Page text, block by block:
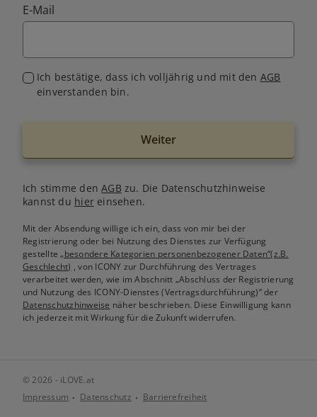
E-Mail
Ich bestätige, dass ich volljährig und mit den AGB
einverstanden bin.
Weiter
Ich stimme denAGB zu. Die Datenschutzhinweise
kannst du hiereinsehen.
Mit der Absendung willige ich ein, dass von mir bei der
Registrierung oder bei Nutzung des Dienstes zur Verfügung
gestellte„besondere Kategorien personenbezogener Daten“(z.B.
Geschlecht) , von ICONY zur Durchführung des Vertrages
verarbeitet werden, wie im Abschnitt „Abschluss der Registrierung
und Nutzung des ICONY-Dienstes (Vertragsdurchführung)“ der
Datenschutzhinweise näher beschrieben. Diese Einwilligung kann
ich jederzeit mit Wirkung für die Zukunft widerrufen.
© 2026 - iLOVE.at
Impressum
Datenschutz Barrierefreiheit